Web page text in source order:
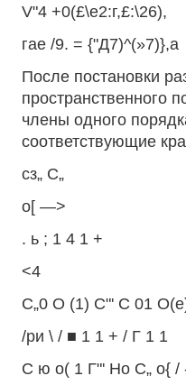
V"4 +0(£\е2:г,£:\26),
гае /9. = {"Д7)^(»7)},а
После постановки
пространственного
члены одного
соответствующие
сз„ С„
о[ —>
. ь ; 1 4 1 +
<4
С„0 О (1) С"' С 01
/ри \ / ■ 1 1 + / Г 1 1
С ю о( 1 Г"' Но С„ о{ /